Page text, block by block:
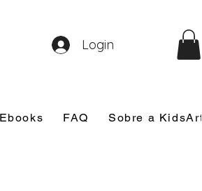
Ebooks FAQ Sobre a KidsArt
Login